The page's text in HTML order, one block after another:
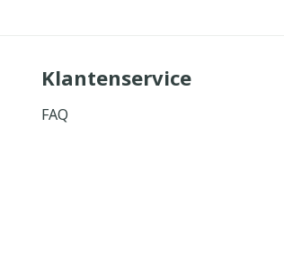
Klantenservice
FAQ